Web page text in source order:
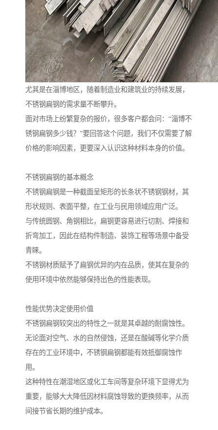
尤其是在淄博地区，随着制造业和建筑业的持续发展，
不锈钢扁钢的需求量不断攀升。
面对市场上纷繁复杂的报价，很多客户都会问：“淄博不
锈钢扁钢多少钱？”要回答这个问题，我们不仅需要了解
价格的影响因素，更要深入认识这种材料本身的价值。
不锈钢扁钢的基本概念
不锈钢扁钢是一种截面呈矩形的长条状不锈钢钢材，其
形状规则、表面平整，在工业与民用领域应用广泛。
与传统圆钢、角钢相比，扁钢更容易进行切割、焊接和
折弯加工，因此在结构件制造、装饰工程等场景中备受
青睐。
不锈钢材质赋予了扁钢优异的内在品质，使其在复杂的
使用环境中依然能够保持出色的性能表现。
性能优势决定使用价值
不锈钢扁钢较突出的特性之一就是其卓越的耐腐蚀性。
无论面对空气、水的自然侵蚀，还是在酸碱等化学介质
存在的工业环境中，不锈钢扁钢都能有效抵御腐蚀作
用。
这种特性在潮湿地区或化工车间等复杂环境下显得尤为
重要，能够大大降低因材料腐蚀导致的更换频率，从而
间接节省长期的维护成本。